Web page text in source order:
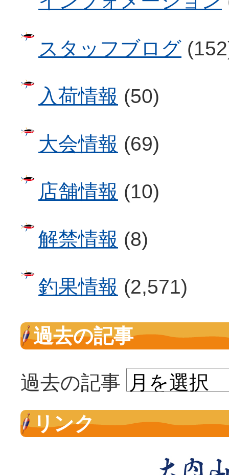
スタッフブログ
入荷情報 (50)
大会情報 (69)
店舗情報 (10)
解禁情報 (8)
釣果情報 (2,571)
過去の記事
過去の記事
リンク